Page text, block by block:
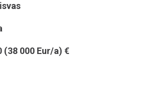
(38 000 Eur/a) €